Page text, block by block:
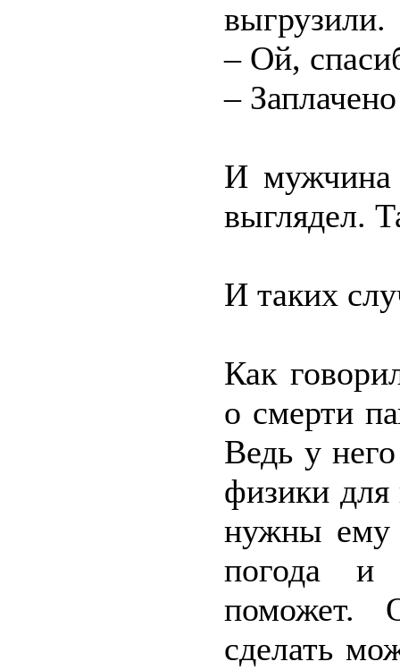
выгрузили.
– Ой,
–
И
выглядел.
И таких
Как
о смерти
Ведь у
физики
нужны ему
погода и
поможет.
сделать